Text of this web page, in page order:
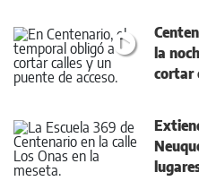
la
cortar